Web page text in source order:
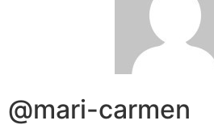
@mari-carmen